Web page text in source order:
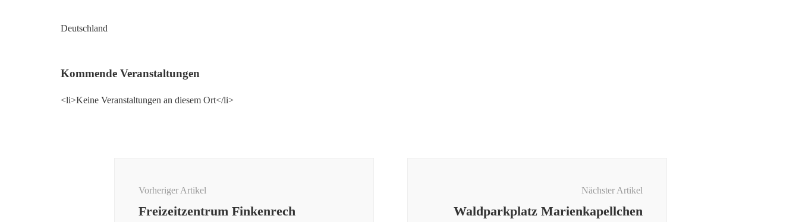
Deutschland
Kommende Veranstaltungen
<li>Keine Veranstaltungen an diesem Ort</li>
Vorheriger Artikel
Freizeitzentrum Finkenrech
Nächster Artikel
Waldparkplatz Marienkapellchen